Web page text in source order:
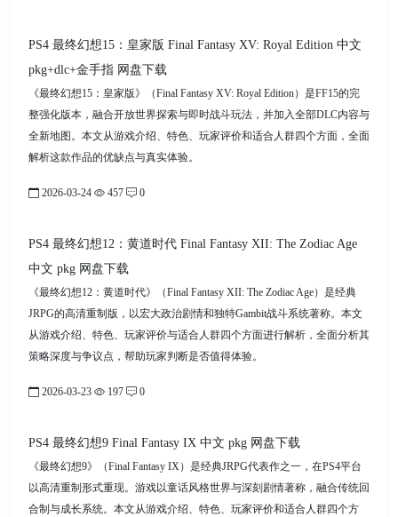
PS4 最终幻想15：皇家版 Final Fantasy XV: Royal Edition 中文
pkg+dlc+金手指 网盘下载
《最终幻想15：皇家版》（Final Fantasy XV: Royal Edition）是FF15的完
整强化版本，融合开放世界探索与即时战斗玩法，并加入全部DLC内容与
全新地图。本文从游戏介绍、特色、玩家评价和适合人群四个方面，全面
解析这款作品的优缺点与真实体验。
2026-03-24 457 0
PS4 最终幻想12：黄道时代 Final Fantasy XII: The Zodiac Age
中文 pkg 网盘下载
《最终幻想12：黄道时代》（Final Fantasy XII: The Zodiac Age）是经典
JRPG的高清重制版，以宏大政治剧情和独特Gambit战斗系统著称。本文
从游戏介绍、特色、玩家评价与适合人群四个方面进行解析，全面分析其
策略深度与争议点，帮助玩家判断是否值得体验。
2026-03-23 197 0
PS4 最终幻想9 Final Fantasy IX 中文 pkg 网盘下载
《最终幻想9》（Final Fantasy IX）是经典JRPG代表作之一，在PS4平台
以高清重制形式重现。游戏以童话风格世界与深刻剧情著称，融合传统回
合制与成长系统。本文从游戏介绍、特色、玩家评价和适合人群四个方